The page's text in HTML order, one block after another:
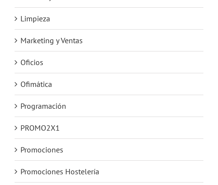
Limpieza
Marketing y Ventas
Oficios
Ofimática
Programación
PROMO2X1
Promociones
Promociones Hostelería